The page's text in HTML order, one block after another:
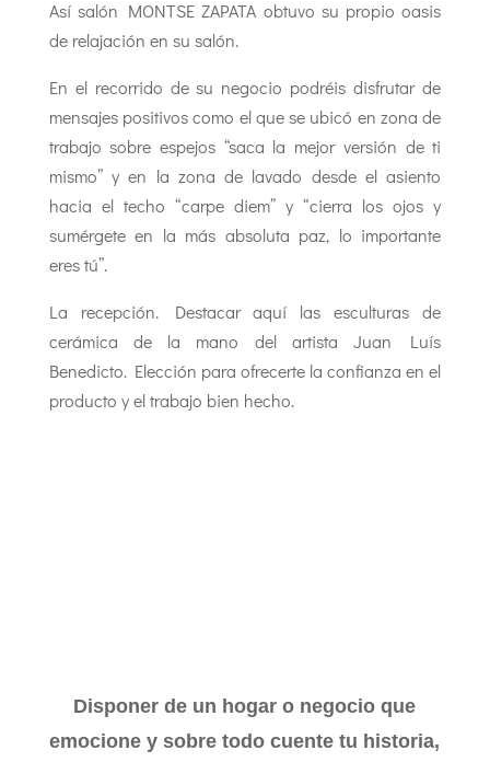
Así salón MONTSE ZAPATA obtuvo su propio oasis
de relajación en su salón.
En el recorrido de su negocio podréis disfrutar de
mensajes positivos como el que se ubicó en zona de
trabajo sobre espejos “saca la mejor versión de ti
mismo” y en la zona de lavado desde el asiento
hacia el techo “carpe diem” y “cierra los ojos y
sumérgete en la más absoluta paz, lo importante
eres tú”.
La recepción. Destacar aquí las esculturas de
cerámica de la mano del artista Juan Luís
Benedicto. Elección para ofrecerte la confianza en el
producto y el trabajo bien hecho.
Disponer de un hogar o negocio que
emocione y sobre todo cuente tu historia,